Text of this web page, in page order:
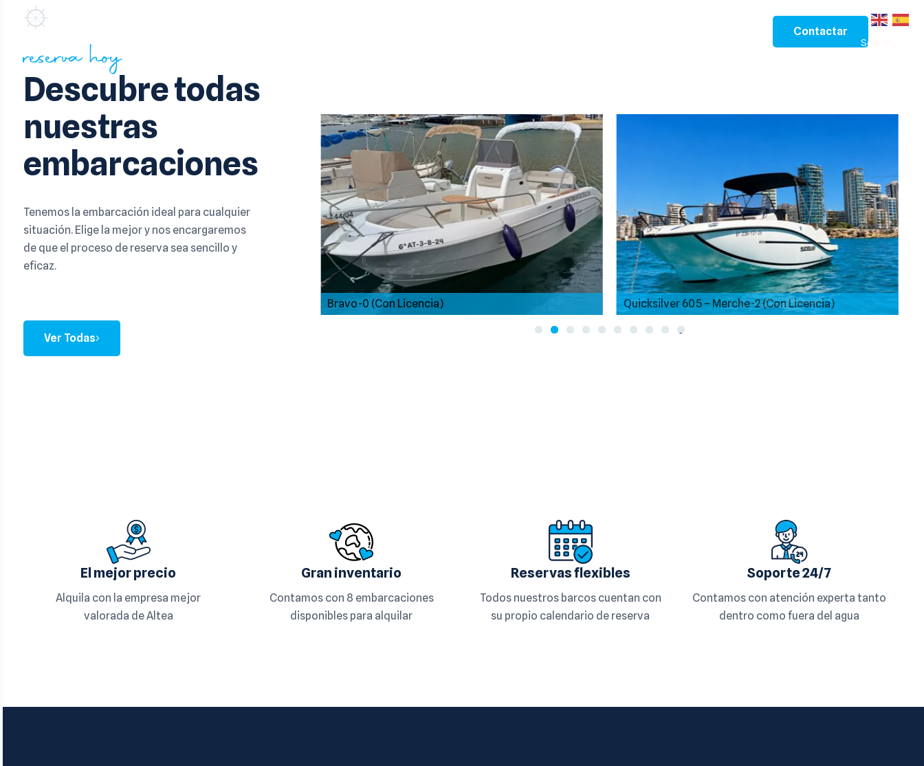
Contactar
Search...
reserva hoy
Descubre todas
nuestras
embarcaciones
Tenemos la embarcación ideal para cualquier
situación. Elige la mejor y nos encargaremos
de que el proceso de reserva sea sencillo y
eficaz.
Ver Todas
Quicksilver 605 – Merche-2 (Con Licencia) Allegra (Con Patrón)
0
El mejor precio
Alquila con la empresa mejor
valorada de Altea
Gran inventario
Contamos con 8 embarcaciones
disponibles para alquilar
Reservas flexibles
Todos nuestros barcos cuentan con
su propio calendario de reserva
Soporte 24/7
Contamos con atención experta tanto
dentro como fuera del agua